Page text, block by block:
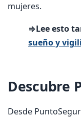
mujeres.
⇒Lee esto
sueño y
Descubre
Desde